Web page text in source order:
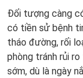
Đối tượng càng
có tiền sử bệnh
tháo đường, rối
phòng tránh rủi
sớm, dù là ngày